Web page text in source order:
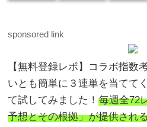
sponsored link
【無料登録レポ】コラボ指数
いとも簡単に３連単を当てて
て試してみました！毎週全72
予想とその根拠」が提供され